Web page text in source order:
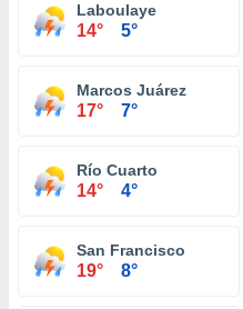
Laboulaye
14° 5°
Marcos Juárez
17° 7°
Río Cuarto
14° 4°
San Francisco
19° 8°